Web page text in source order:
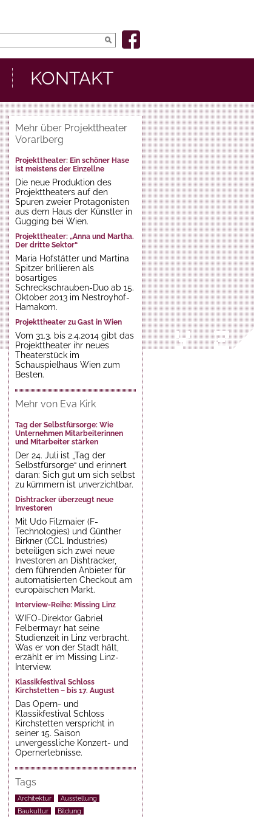
KONTAKT
Mehr über Projekttheater
Vorarlberg
Projekttheater: Ein schöner Hase
ist meistens der Einzellne
Die neue Produktion des
Projekttheaters auf den
Spuren zweier Protagonisten
aus dem Haus der Künstler in
Gugging bei Wien.
Projekttheater: „Anna und Martha.
Der dritte Sektor“
Maria Hofstätter und Martina
Spitzer brillieren als
bösartiges
Schreckschrauben-Duo ab 15.
Oktober 2013 im Nestroyhof-
Hamakom.
Projekttheater zu Gast in Wien
Vom 31.3. bis 2.4.2014 gibt das
Projekttheater ihr neues
Theaterstück im
Schauspielhaus Wien zum
Besten.
Mehr von Eva Kirk
Tag der Selbstfürsorge: Wie
Unternehmen Mitarbeiterinnen
und Mitarbeiter stärken
Der 24. Juli ist „Tag der
Selbstfürsorge“ und erinnert
daran: Sich gut um sich selbst
zu kümmern ist unverzichtbar.
Dishtracker überzeugt neue
Investoren
Mit Udo Filzmaier (F-
Technologies) und Günther
Birkner (CCL Industries)
beteiligen sich zwei neue
Investoren an Dishtracker,
dem führenden Anbieter für
automatisierten Checkout am
europäischen Markt.
Interview-Reihe: Missing Linz
WIFO-Direktor Gabriel
Felbermayr hat seine
Studienzeit in Linz verbracht.
Was er von der Stadt hält,
erzählt er im Missing Linz-
Interview.
Klassikfestival Schloss
Kirchstetten – bis 17. August
Das Opern- und
Klassikfestival Schloss
Kirchstetten verspricht in
seiner 15. Saison
unvergessliche Konzert- und
Opernerlebnisse.
Tags
Architektur
Ausstellung
Baukultur
Bildung